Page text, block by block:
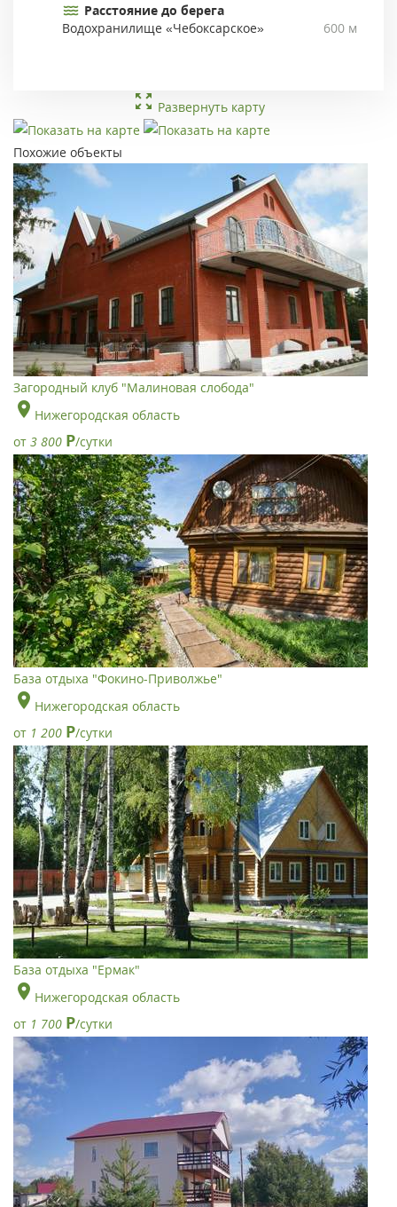
Расстояние до берега
Водохранилище «Чебоксарское»
600 м
Развернуть карту
Похожие объекты
Загородный клуб "Малиновая слобода"
Нижегородская область
от 3 800 Р/сутки
База отдыха "Фокино-Приволжье"
Нижегородская область
от 1 200 Р/сутки
База отдыха "Ермак"
Нижегородская область
от 1 700 Р/сутки